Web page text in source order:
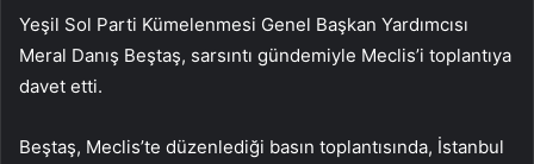
Yeşil Sol Parti Kümelenmesi Genel Başkan Yardımcısı
Meral Danış Beştaş, sarsıntı gündemiyle Meclis’i toplantıya
davet etti.
Beştaş, Meclis’te düzenlediği basın toplantısında, İstanbul